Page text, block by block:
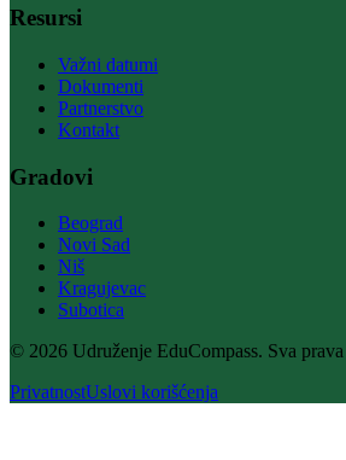
Resursi
Važni datumi
Dokumenti
Partnerstvo
Kontakt
Gradovi
Beograd
Novi Sad
Niš
Kragujevac
Subotica
© 2026 Udruženje EduCompass. Sva prava
PrivatnostUslovi korišćenja